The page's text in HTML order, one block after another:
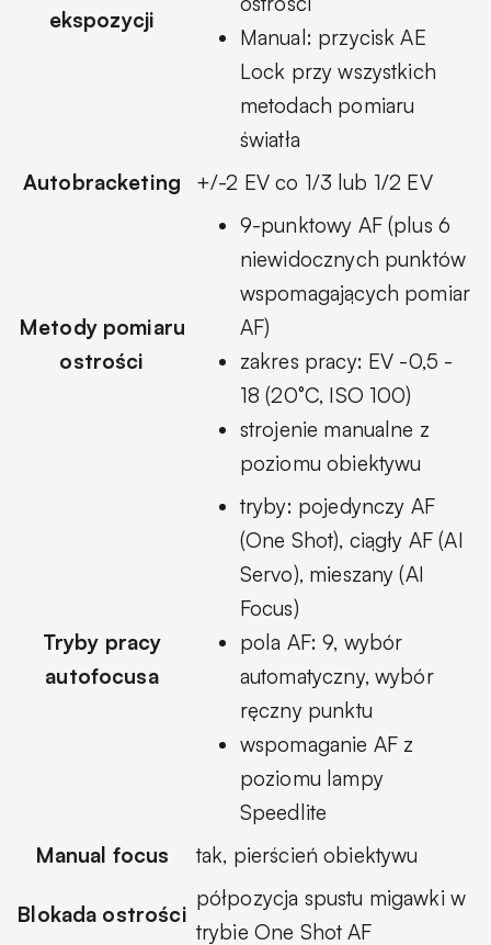
ekspozycji
Manual: przycisk AE
Lock przy wszystkich
metodach pomiaru
światła
Autobracketing
+/-2 EV co 1/3 lub 1/2 EV
Metody pomiaru
ostrości
9-punktowy AF (plus 6
niewidocznych punktów
wspomagających pomiar
AF)
zakres pracy: EV -0,5 -
18 (20°C, ISO 100)
strojenie manualne z
poziomu obiektywu
Tryby pracy
autofocusa
tryby: pojedynczy AF
(One Shot), ciągły AF (AI
Servo), mieszany (AI
Focus)
pola AF: 9, wybór
automatyczny, wybór
ręczny punktu
wspomaganie AF z
poziomu lampy
Speedlite
Manual focus
tak, pierścień obiektywu
Blokada ostrości
półpozycja spustu migawki w
trybie One Shot AF